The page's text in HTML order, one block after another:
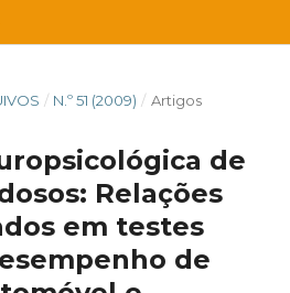
/ N.º 51 (2009) / Artigos
de
Relações
em testes
de